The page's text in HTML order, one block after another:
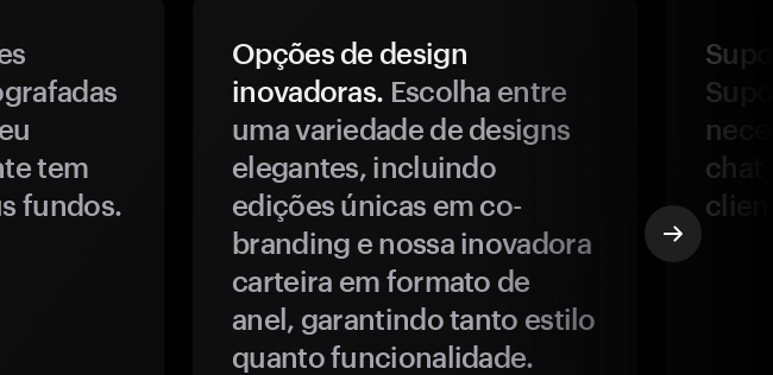
tem
fundos.
Opções de design
inovadoras. Escolha entre
uma variedade de designs
elegantes, incluindo
edições únicas em co-
branding e nossa inovadora
carteira em formato de
anel, garantindo tanto estilo
quanto funcionalidade.
chat